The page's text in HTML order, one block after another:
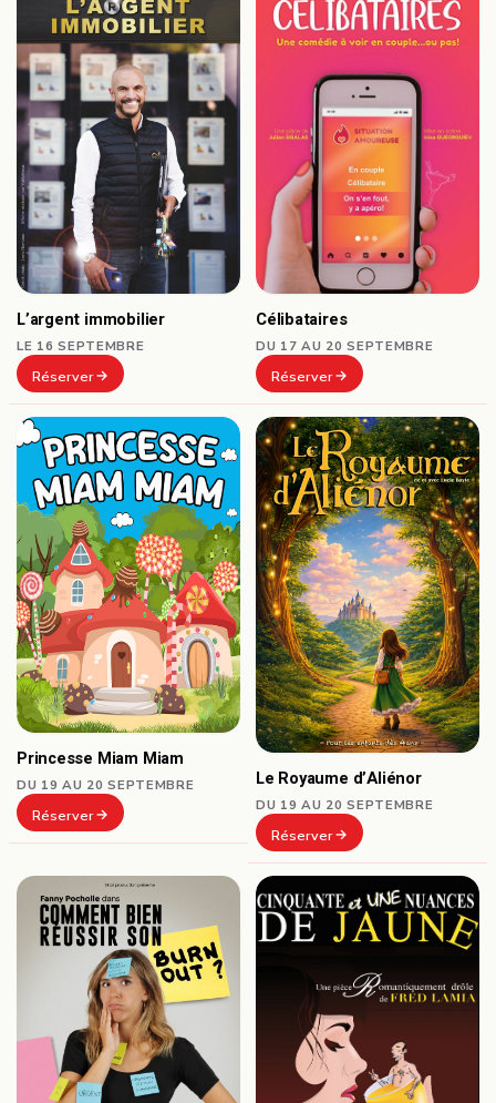
L’argent immobilier
LE 16 SEPTEMBRE
Réserver
Célibataires
DU 17 AU 20 SEPTEMBRE
Réserver
Princesse Miam Miam
DU 19 AU 20 SEPTEMBRE
Réserver
Le Royaume d’Aliénor
DU 19 AU 20 SEPTEMBRE
Réserver